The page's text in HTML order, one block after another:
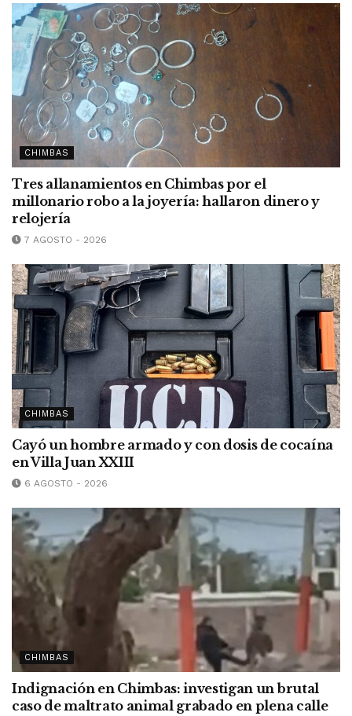
CHIMBAS
Tres allanamientos en Chimbas por el
millonario robo a la joyería: hallaron dinero y
relojería
7 AGOSTO - 2026
CHIMBAS
Cayó un hombre armado y con dosis de cocaína
en Villa Juan XXIII
6 AGOSTO - 2026
CHIMBAS
Indignación en Chimbas: investigan un brutal
caso de maltrato animal grabado en plena calle